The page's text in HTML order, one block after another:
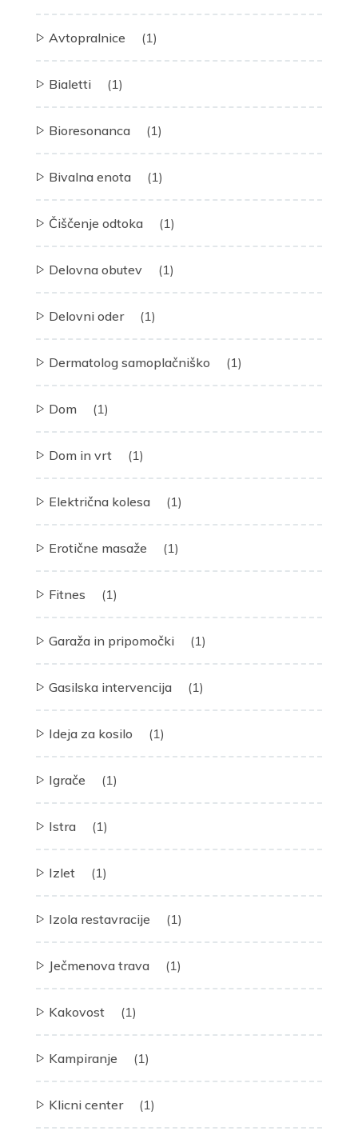
Avtopralnice (1)
Bialetti (1)
Bioresonanca (1)
Bivalna enota (1)
Čiščenje odtoka (1)
Delovna obutev (1)
Delovni oder (1)
Dermatolog samoplačniško (1)
Dom (1)
Dom in vrt (1)
Električna kolesa (1)
Erotične masaže (1)
Fitnes (1)
Garaža in pripomočki (1)
Gasilska intervencija (1)
Ideja za kosilo (1)
Igrače (1)
Istra (1)
Izlet (1)
Izola restavracije (1)
Ječmenova trava (1)
Kakovost (1)
Kampiranje (1)
Klicni center (1)